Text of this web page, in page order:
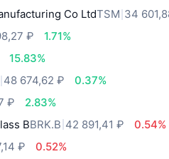
Co LtdTSM 34
₽
1.71%
15.83%
48 674,62 ₽
0.37%
₽
2.83%
BBRK.B 42 891,41 ₽
0.54%
₽
0.52%